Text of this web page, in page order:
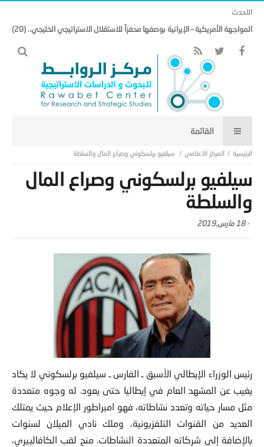
الاحدث
المواجهة الأمريكية – الإيرانية بوصفها محفزاً للاستقلال الاستراتيجي الخليجي.. (20)
المركز الاعلامي سيلفيو برلسكوني وصراع المال والسلطة
سيلفيو برلسكوني وصراع المال
والسلطة
-18 مارس,2019
رئيس الوزراء الإيطالي الأسبق ـ الفارس ـ سيلفيو برلسكوني لا يكاد
يغيب عن المشهد العام في إيطاليا حتى يعود. له وجوه متعددة
مثل مسار حياته وتعدد نشاطاته، فهو امبراطور الإعلام حيث يمتلك
العديد من القنوات التلفزيونية، وملك نادي الميلان لسنوات
بالإضافة إلى شركاته المتعددة النشاطات. منح لقب الكافالييري،